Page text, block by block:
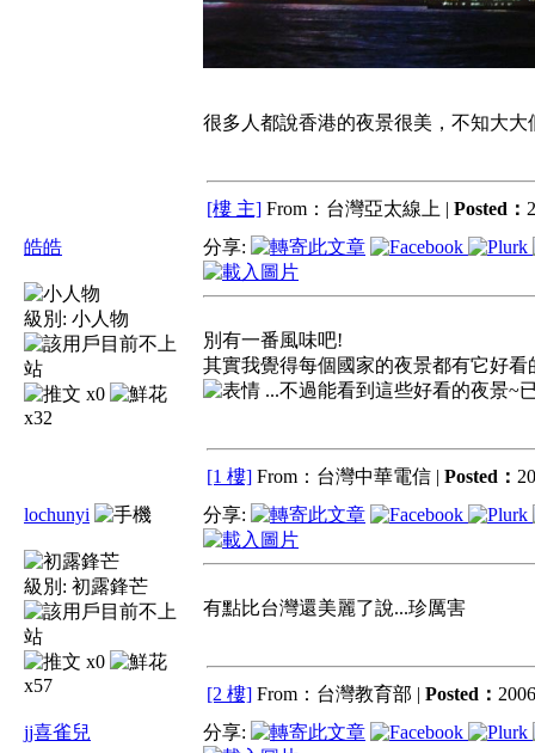
很多人都說香港的夜景很美，不知大大
[樓 主] From：台灣亞太線上 | Posted：
皓皓
級別: 小人物
x0
x32
分享:
別有一番風味吧!
其實我覺得每個國家的夜景都有它好看
...不過能看到這些好看的夜景~
[1 樓] From：台灣中華電信 | Posted：
lochunyi
級別: 初露鋒芒
x0
x57
分享:
有點比台灣還美麗了說...珍厲害
[2 樓] From：台灣教育部 | Posted：
jj喜雀兒
分享: